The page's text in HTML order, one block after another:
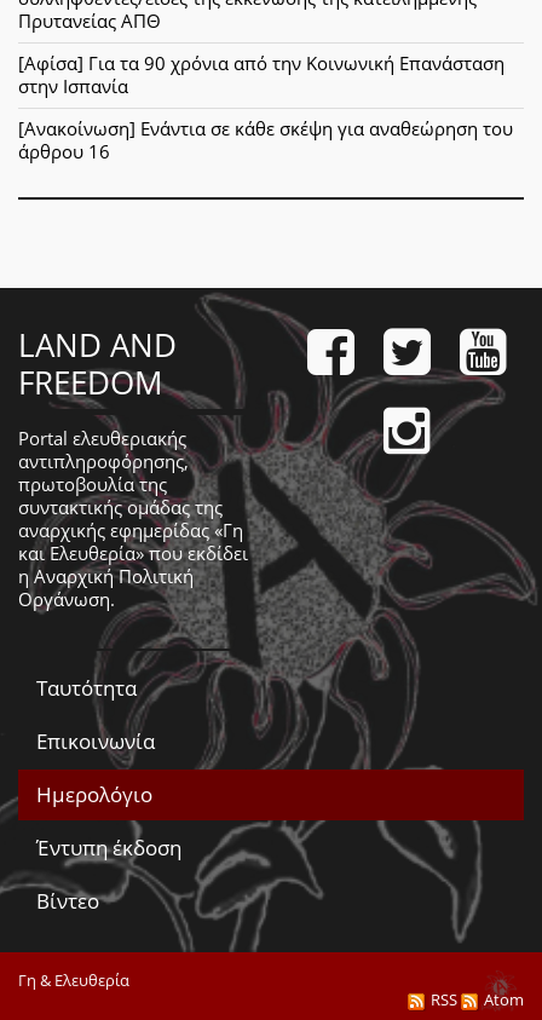
Πρυτανείας ΑΠΘ
[Αφίσα] Για τα 90 χρόνια από την Κοινωνική Επανάσταση
στην Ισπανία
[Ανακοίνωση] Ενάντια σε κάθε σκέψη για αναθεώρηση του
άρθρου 16
LAND AND
FREEDOM
Portal ελευθεριακής
αντιπληροφόρησης,
πρωτοβουλία της
συντακτικής ομάδας της
αναρχικής εφημερίδας «Γη
και Ελευθερία» που εκδίδει
ηΑναρχική Πολιτική
Οργάνωση.
Ταυτότητα
Επικοινωνία
Ημερολόγιο
Έντυπη έκδοση
Βίντεο
Γη & Ελευθερία
RSS
Atom